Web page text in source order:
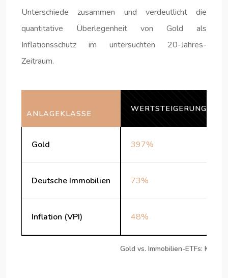
Unterschiede zusammen und verdeutlicht die
quantitative Überlegenheit von Gold als
Inflationsschutz im untersuchten 20-Jahres-
Zeitraum.
Gold vs. Immobilien-ETFs:
ANLAGEKLASSE WERTSTEIGERUNG
Gold 397%
Deutsche Immobilien 73%
Inflation (VPI) 48%